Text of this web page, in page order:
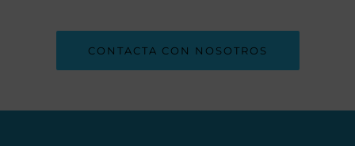
CONTACTA CON NOSOTROS